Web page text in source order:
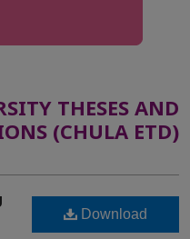
THESES AND
(CHULA ETD)
Download